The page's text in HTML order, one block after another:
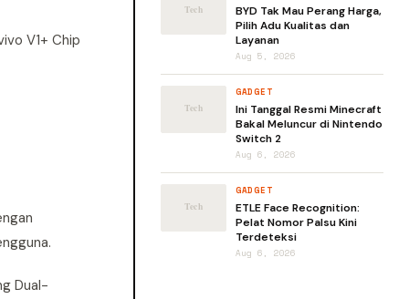
V1+ Chip
Dual-
BYD Tak Mau Perang Harga,
Pilih Adu Kualitas dan
Layanan
Aug 5, 2026
GADGET
Ini Tanggal Resmi Minecraft
Bakal Meluncur di Nintendo
Switch 2
Aug 6, 2026
GADGET
ETLE Face Recognition:
Pelat Nomor Palsu Kini
Terdeteksi
Aug 6, 2026